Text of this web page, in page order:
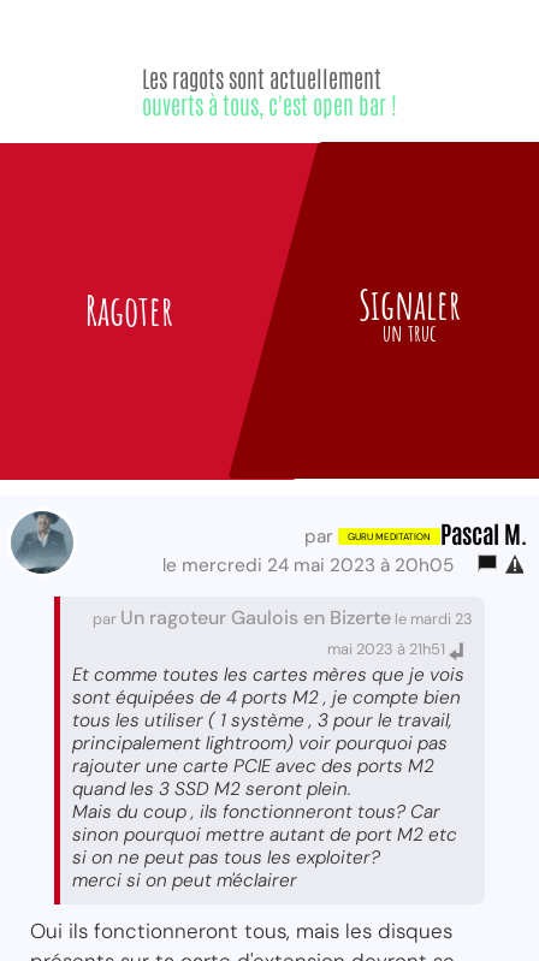
Ragoter
Les ragots sont actuellement
ouverts à tous, c'est open bar !
Signaler
un truc
par Pascal M.
le mercredi 24 mai 2023 à 20h05
par Un ragoteur Gaulois en Bizerte le mardi 23
mai 2023 à 21h51
Et comme toutes les cartes mères que je vois
sont équipées de 4 ports M2 , je compte bien
tous les utiliser ( 1 système , 3 pour le travail,
principalement lightroom) voir pourquoi pas
rajouter une carte PCIE avec des ports M2
quand les 3 SSD M2 seront plein.
Mais du coup , ils fonctionneront tous? Car
sinon pourquoi mettre autant de port M2 etc
si on ne peut pas tous les exploiter?
merci si on peut m'éclairer
Oui ils fonctionneront tous, mais les disques